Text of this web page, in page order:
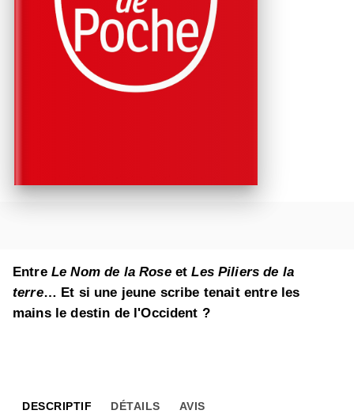
Entre Le Nom de la RoseetLes Piliers de la
terre… Et si une jeune scribe tenait entre les
mains le destin de l'Occident ?
DESCRIPTIF DÉTAILS AVIS